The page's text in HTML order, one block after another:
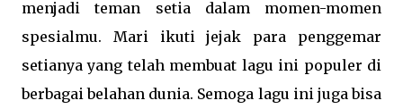
menjadi teman setia dalam momen-momen
spesialmu. Mari ikuti jejak para penggemar
setianya yang telah membuat lagu ini populer di
berbagai belahan dunia. Semoga lagu ini juga bisa